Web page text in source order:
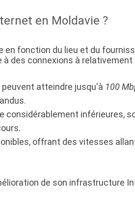
en Moldavie ?
fonction du lieu et du
des connexions à
atteindre jusqu'à 100
considérablement inférieures,
offrant des vitesses
de son infrastructure